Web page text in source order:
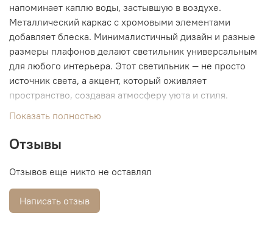
напоминает каплю воды, застывшую в воздухе.
Металлический каркас с хромовыми элементами
добавляет блеска. Минималистичный дизайн и разные
размеры плафонов делают светильник универсальным
для любого интерьера. Этот светильник — не просто
источник света, а акцент, который оживляет
пространство, создавая атмосферу уюта и стиля.
Показать полностью
Отзывы
Отзывов еще никто не оставлял
Написать отзыв